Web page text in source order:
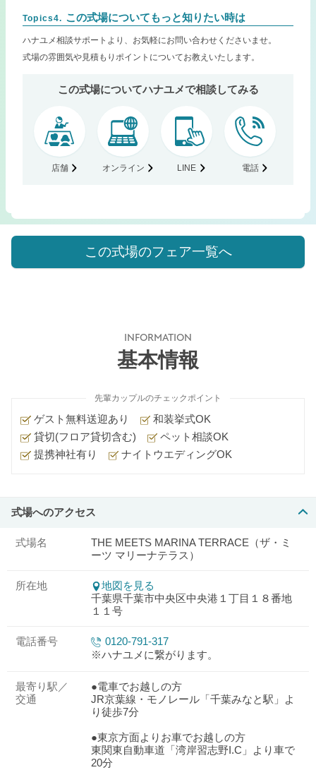
Topics4. この式場についてもっと知りたい時は
ハナユメ相談サポートより、お気軽にお問い合わせくださいませ。
式場の雰囲気や見積もりポイントについてお教えいたします。
この式場についてハナユメで相談してみる
店舗 オンライン LINE 電話
この式場のフェア一覧へ
INFORMATION
基本情報
先輩カップルのチェックポイント
ゲスト無料送迎あり
和装挙式OK
貸切(フロア貸切含む)
ペット相談OK
提携神社有り
ナイトウエディングOK
式場へのアクセス
式場名
THE MEETS MARINA TERRACE（ザ・ミ
ーツ マリーナテラス）
所在地
地図を見る
千葉県千葉市中央区中央港１丁目１８番地
１１号
電話番号
0120-791-317
※ハナユメに繋がります。
最寄り駅／
交通
●電車でお越しの方
JR京葉線・モノレール「千葉みなと駅」よ
り徒歩7分
●東京方面よりお車でお越しの方
東関東自動車道「湾岸習志野I.C」より車で
20分